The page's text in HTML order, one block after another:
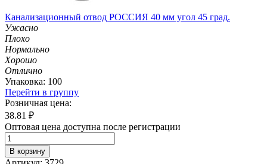
Канализационный отвод РОССИЯ 40 мм угол 45 град.
Ужасно
Плохо
Нормально
Хорошо
Отлично
Упаковка: 100
Перейти в группу
Розничная цена:
38.81 ₽
Оптовая цена доступна после регистрации
В корзину